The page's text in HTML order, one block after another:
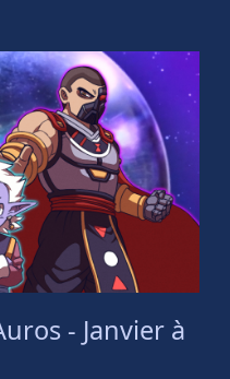
- Janvier à